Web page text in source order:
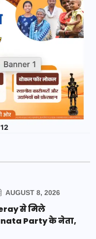
AUGUST 8, 2026
से मिले
Party के नेता,